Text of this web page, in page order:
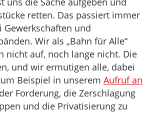
retten. Das passiert immer
Gewerkschaften und
Wir als „Bahn für Alle“
nicht auf, noch lange nicht. Die
und wir ermutigen alle, dabei
Beispiel in unserem Aufruf an
Forderung, die Zerschlagung
und die Privatisierung zu